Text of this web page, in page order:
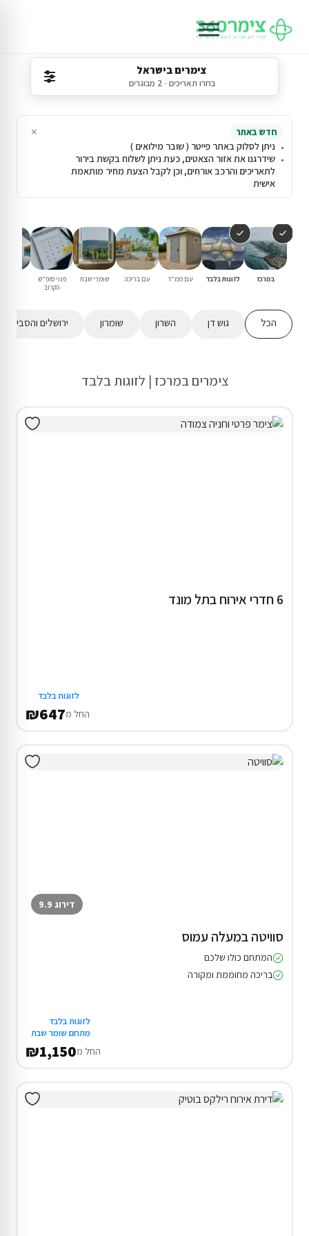
צימרים בישראל
בחרו תאריכים · 2 מבוגרים
חדש באתר
ניתן לסלוק באתר פייטר ( שובר מילואים )
שידרגנו את אזור הצאטים, כעת ניתן לשלוח בקשת בירור
לתאריכים והרכב אורחים, וכן לקבל הצעת מחיר מותאמת
אישית
×
במרכז לזוגות בלבד עם ממ"ד עם בריכה שומרי שבת
פנוי סופ"ש
הקרוב
הכל גוש דן השרון שומרון ירושלים והסביבה
צימרים במרכז | לזוגות בלבד
6 חדרי אירוח בתל מונד
לזוגות בלבד
החל מ₪647
דירוג 9.9
סוויטה במעלה עמוס
המתחם כולו שלכם
בריכה מחוממת ומקורה
לזוגות בלבד
מתחם שומר שבת
החל מ₪1,150